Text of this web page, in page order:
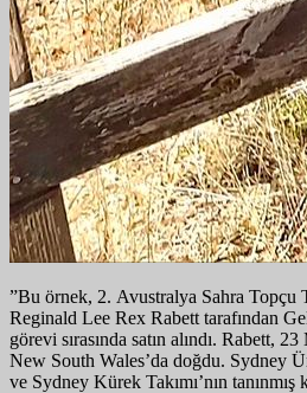
”Bu örnek, 2. Avustralya Sahra Topçu
Reginald Lee Rex Rabett tarafından
görevi sırasında satın alındı. Rabett,
New South Wales’da doğdu. Sydney
ve Sydney Kürek Takımı’nın